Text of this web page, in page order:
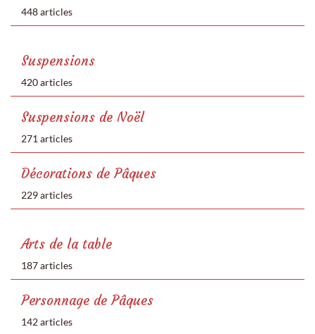
448 articles
Suspensions
420 articles
Suspensions de Noël
271 articles
Décorations de Pâques
229 articles
Arts de la table
187 articles
Personnage de Pâques
142 articles